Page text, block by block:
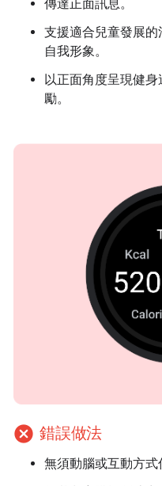
傳達正面訊息。
支援適合兒童發展
自我形象。
以正面角度呈現健
勵。
cancel 錯誤做法
無須動腦或互動方式